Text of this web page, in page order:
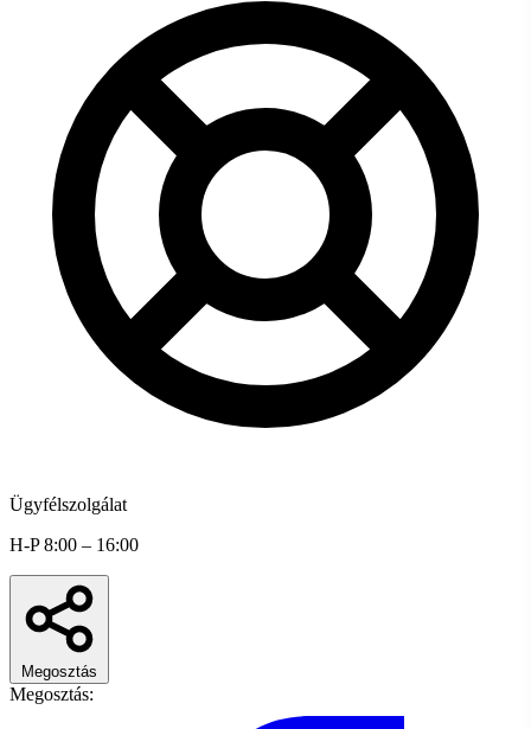
Ügyfélszolgálat
H-P 8:00 – 16:00
Megosztás
Megosztás: